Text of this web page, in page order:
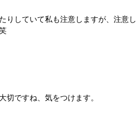
りしていて私も注意しますが、注意
切ですね、気をつけます。